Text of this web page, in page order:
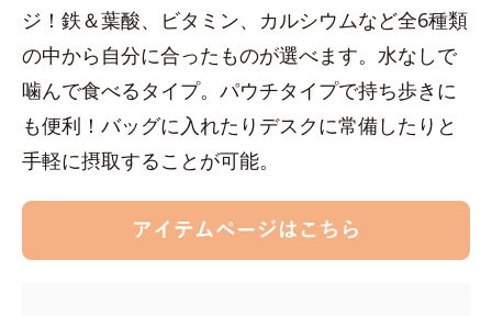
ジ！鉄＆葉酸、ビタミン、カルシウムなど全6種類
の中から自分に合ったものが選べます。水なしで
噛んで食べるタイプ。パウチタイプで持ち歩きに
も便利！バッグに入れたりデスクに常備したりと
手軽に摂取することが可能。